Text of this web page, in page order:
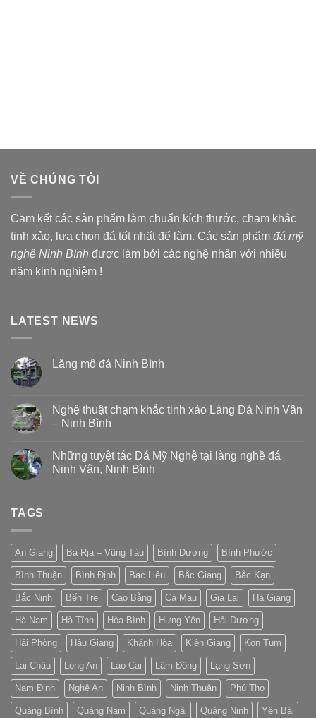
VỀ CHÚNG TÔI
Cam kết các sản phẩm làm chuẩn kích thước, chạm khắc
tinh xảo, lựa chọn đá tốt nhất để làm. Các sản phẩm đá mỹ
nghệ Ninh Bình được làm bởi các nghệ nhân với nhiều
năm kinh nghiệm !
LATEST NEWS
Lăng mộ đá Ninh Bình
Nghệ thuật chạm khắc tinh xảo Làng Đá Ninh Vân
– Ninh Bình
Những tuyệt tác Đá Mỹ Nghệ tại làng nghề đá
Ninh Vân, Ninh Bình
TAGS
An Giang Bà Rịa – Vũng Tàu Bình Dương Bình Phước
Bình Thuận Bình Định Bạc Liêu Bắc Giang Bắc Kạn
Bắc Ninh Bến Tre Cao Bằng Cà Mau Gia Lai Hà Giang
Hà Nam Hà Tĩnh Hòa Bình Hưng Yên Hải Dương
Hải Phòng Hậu Giang Khánh Hòa Kiên Giang Kon Tum
Lai Châu Long An Lào Cai Lâm Đồng Lạng Sơn
Nam Định Nghệ An Ninh Bình Ninh Thuận Phú Thọ
Quảng Bình Quảng Nam Quảng Ngãi Quảng Ninh Yên Bái